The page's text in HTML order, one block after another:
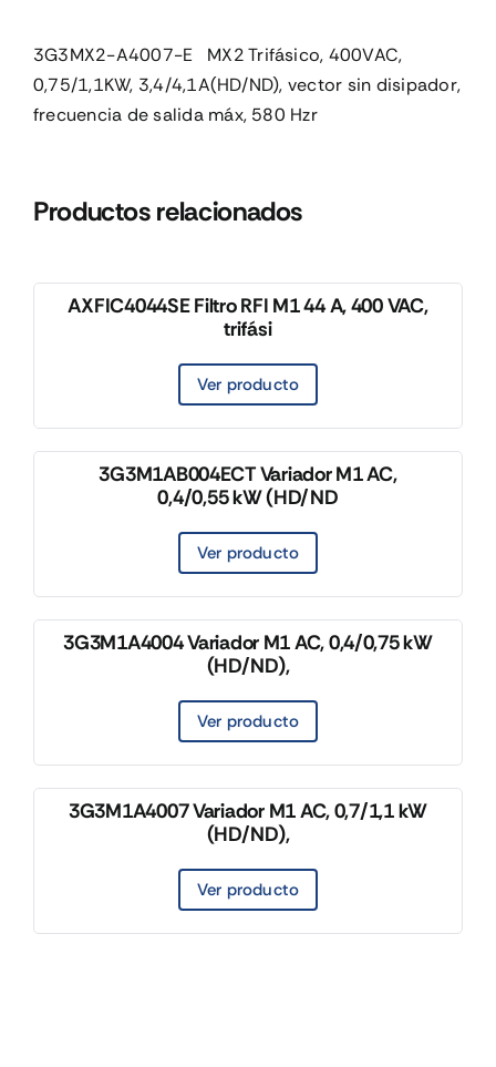
3G3MX2-A4007-E MX2 Trifásico, 400VAC,
0,75/1,1KW, 3,4/4,1A(HD/ND), vector sin disipador,
frecuencia de salida máx, 580 Hzr
Productos relacionados
AXFIC4044SE Filtro RFI M1 44 A, 400 VAC,
trifási
Ver producto
3G3M1AB004ECT Variador M1 AC,
0,4/0,55 kW (HD/ND
Ver producto
3G3M1A4004 Variador M1 AC, 0,4/0,75 kW
(HD/ND),
Ver producto
3G3M1A4007 Variador M1 AC, 0,7/1,1 kW
(HD/ND),
Ver producto